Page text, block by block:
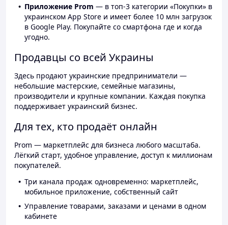
Приложение Prom — в топ-3 категории «Покупки» в
украинском App Store и имеет более 10 млн загрузок
в Google Play. Покупайте со смартфона где и когда
угодно.
Продавцы со всей Украины
Здесь продают украинские предприниматели —
небольшие мастерские, семейные магазины,
производители и крупные компании. Каждая покупка
поддерживает украинский бизнес.
Для тех, кто продаёт онлайн
Prom — маркетплейс для бизнеса любого масштаба.
Лёгкий старт, удобное управление, доступ к миллионам
покупателей.
Три канала продаж одновременно: маркетплейс,
мобильное приложение, собственный сайт
Управление товарами, заказами и ценами в одном
кабинете